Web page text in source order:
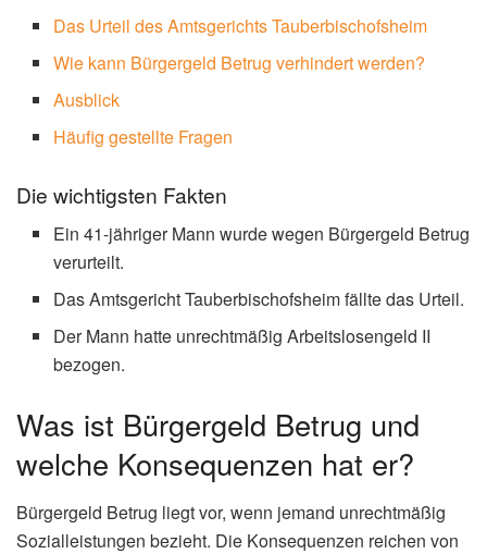
Das Urteil des Amtsgerichts Tauberbischofsheim
Wie kann Bürgergeld Betrug verhindert werden?
Ausblick
Häufig gestellte Fragen
Die wichtigsten Fakten
Ein 41-jähriger Mann wurde wegen Bürgergeld Betrug
verurteilt.
Das Amtsgericht Tauberbischofsheim fällte das Urteil.
Der Mann hatte unrechtmäßig Arbeitslosengeld II
bezogen.
Was ist Bürgergeld Betrug und
welche Konsequenzen hat er?
Bürgergeld Betrug liegt vor, wenn jemand unrechtmäßig
Sozialleistungen bezieht. Die Konsequenzen reichen von